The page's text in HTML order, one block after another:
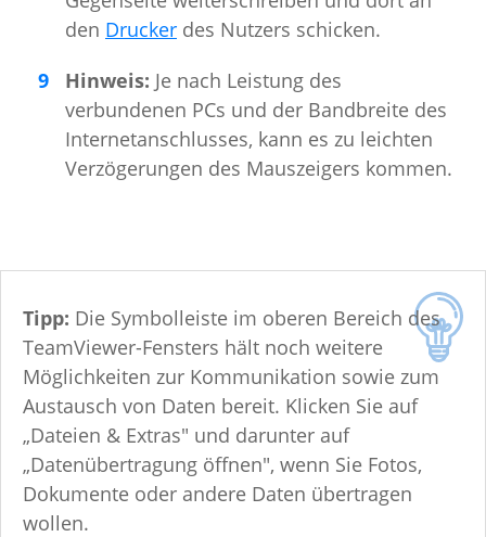
den Drucker des Nutzers schicken.
Hinweis: Je nach Leistung des
verbundenen PCs und der Bandbreite des
Internetanschlusses, kann es zu leichten
Verzögerungen des Mauszeigers kommen.
Tipp: Die Symbolleiste im oberen Bereich des
TeamViewer-Fensters hält noch weitere
Möglichkeiten zur Kommunikation sowie zum
Austausch von Daten bereit. Klicken Sie auf
„Dateien & Extras" und darunter auf
„Datenübertragung öffnen", wenn Sie Fotos,
Dokumente oder andere Daten übertragen
wollen.